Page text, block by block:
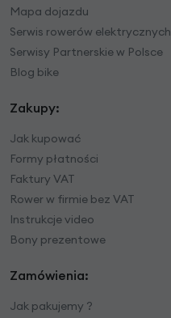
Mapa dojazdu
Serwis rowerów elektrycznych
Serwisy Partnerskie w Polsce
Blog bike
Zakupy:
Jak kupować
Formy płatności
Faktury VAT
Rower w firmie bez VAT
Instrukcje video
Bony prezentowe
Zamówienia:
Jak pakujemy ?